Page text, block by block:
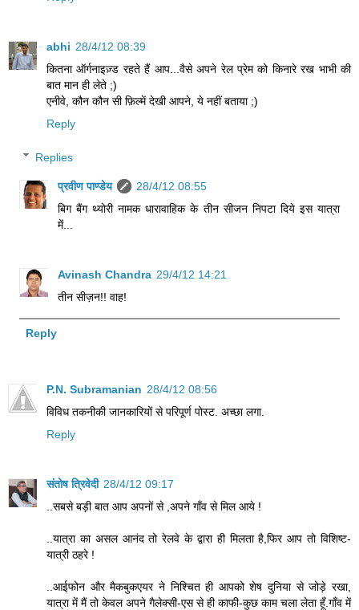
abhi 28/4/12 08:39
कितना ऑर्गनाइज़्ड रहते हैं आप...वैसे अपने रेल प्रेम को किनारे रख भाभी की
बात मान ही लेते ;)
एनीवे, कौन कौन सी फ़िल्में देखी आपने, ये नहीं बताया ;)
Reply
Replies
प्रवीण पाण्डेय
28/4/12 08:55
बिग बैंग थ्योरी नामक धारावाहिक के तीन सीजन निपटा दिये इस यात्रा
में...
Avinash Chandra 29/4/12 14:21
तीन सीज़न!! वाह!
Reply
P.N. Subramanian 28/4/12 08:56
विविध तकनीकी जानकारियों से परिपूर्ण पोस्ट. अच्छा लगा.
Reply
संतोष त्रिवेदी 28/4/12 09:17
..सबसे बड़ी बात आप अपनों से ,अपने गाँव से मिल आये !
..यात्रा का असल आनंद तो रेलवे के द्वारा ही मिलता है,फिर आप तो विशिष्ट-
यात्री ठहरे !
..आईफोन और मैकबुकएयर ने निश्चित ही आपको शेष दुनिया से जोड़े रखा,
यात्रा में मैं तो केवल अपने गैलेक्सी-एस से ही काफी-कुछ काम चला लेता हूँ.गाँव में